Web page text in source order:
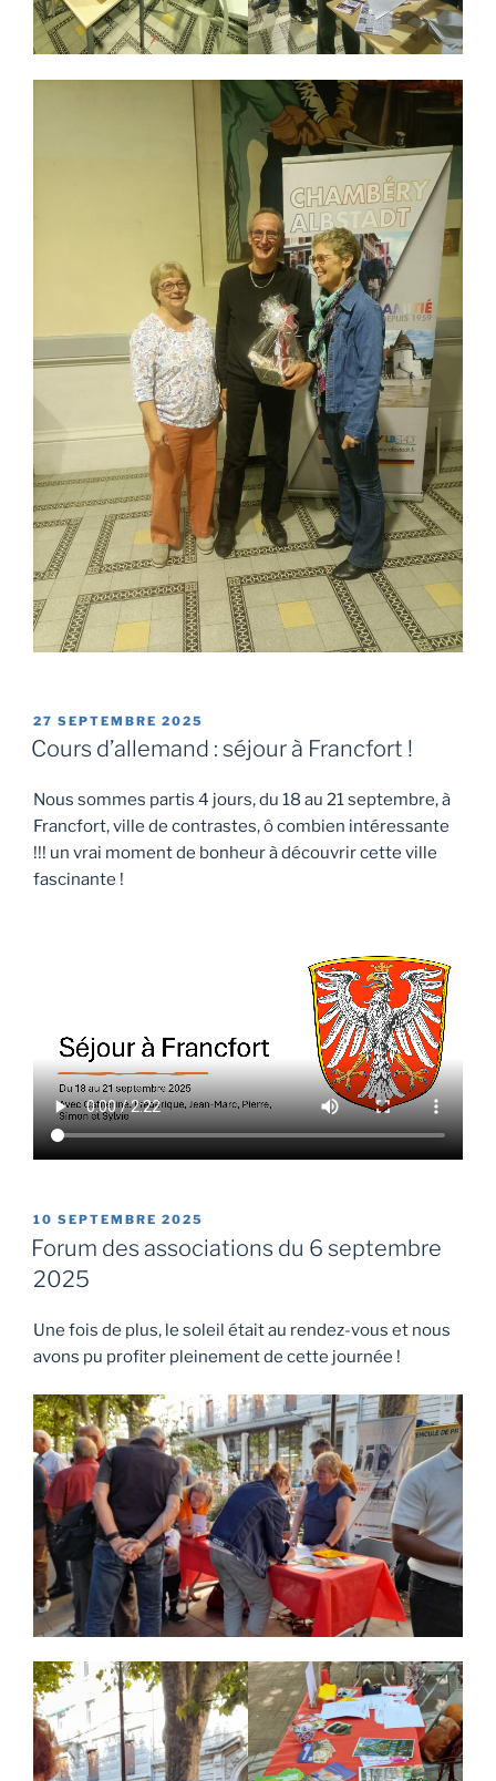
PUBLIÉ
LE
27 SEPTEMBRE 2025
Cours d’allemand : séjour à Francfort !
Nous sommes partis 4 jours, du 18 au 21 septembre, à
Francfort, ville de contrastes, ô combien intéressante
!!! un vrai moment de bonheur à découvrir cette ville
fascinante !
PUBLIÉ
LE
10 SEPTEMBRE 2025
Forum des associations du 6 septembre
2025
Une fois de plus, le soleil était au rendez-vous et nous
avons pu profiter pleinement de cette journée !